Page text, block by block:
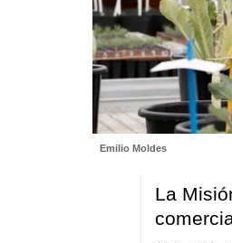
Emilio Moldes
La